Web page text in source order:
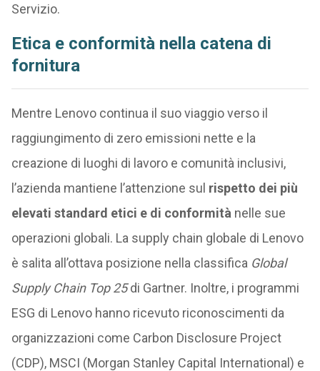
Servizio.
Etica e conformità nella catena di
fornitura
Mentre Lenovo continua il suo viaggio verso il
raggiungimento di zero emissioni nette e la
creazione di luoghi di lavoro e comunità inclusivi,
l’azienda mantiene l’attenzione sul rispetto dei più
elevati standard etici e di conformità nelle sue
operazioni globali. La supply chain globale di Lenovo
è salita all’ottava posizione nella classifica Global
Supply Chain Top 25di Gartner. Inoltre, i programmi
ESG di Lenovo hanno ricevuto riconoscimenti da
organizzazioni come Carbon Disclosure Project
(CDP), MSCI (Morgan Stanley Capital International) e